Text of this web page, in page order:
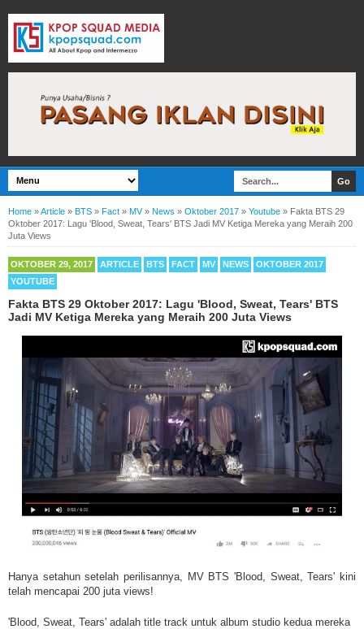
Home »Article » BTS » Fact » MV» News » Oktober 2017 » Youtube » Fakta BTS 29
Oktober 2017: Lagu 'Blood, Sweat, Tears' BTS Jadi MV Ketiga Mereka yang Meraih 200
Juta Views
OKTOBER 29, 2017 ARTICLE BTS FACT MV NEWS
OKTOBER 2017
YOUTUBE
Fakta BTS 29 Oktober 2017: Lagu 'Blood, Sweat, Tears' BTS
Jadi MV Ketiga Mereka yang Meraih 200 Juta Views
Hanya setahun setelah perilisannya, MV BTS 'Blood, Sweat, Tears' kini
telah mencapai 200 juta views!
'Blood, Sweat, Tears' adalah title track untuk album studio kedua mereka